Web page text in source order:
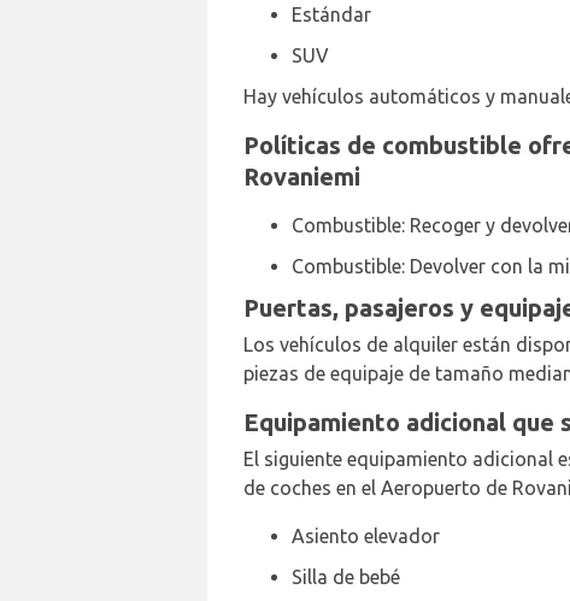
Estándar
SUV
Hay vehículos automáticos y
Políticas de combustible
Rovaniemi
Combustible: Recoger y
Combustible: Devolver con la
Puertas, pasajeros y
Los vehículos de alquiler están
piezas de equipaje de tamaño
Equipamiento adicional que
El siguiente equipamiento adicional
de coches en el Aeropuerto de
Asiento elevador
Silla de bebé